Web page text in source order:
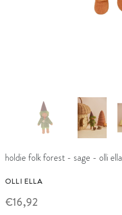
holdie folk forest - sage - olli ella
OLLI ELLA
€16,92